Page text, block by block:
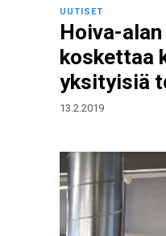
UUTISET
Hoiva-
koskettaa
yksityisiä
13.2.2019